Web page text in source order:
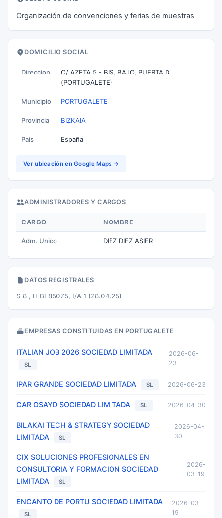
Organización de convenciones y ferias de muestras
DOMICILIO SOCIAL
Direccion
C/ AZETA 5 - BIS, BAJO, PUERTA D
(PORTUGALETE)
Municipio PORTUGALETE
Provincia BIZKAIA
Pais España
Ver ubicación en Google Maps →
ADMINISTRADORES Y CARGOS
CARGO NOMBRE
Adm. Unico DIEZ DIEZ ASIER
DATOS REGISTRALES
S 8 , H BI 85075, I/A 1 (28.04.25)
EMPRESAS CONSTITUIDAS EN PORTUGALETE
ITALIAN JOB 2026 SOCIEDAD LIMITADA
SL
2026-06-
23
IPAR GRANDE SOCIEDAD LIMITADA SL 2026-06-23
CAR OSAYD SOCIEDAD LIMITADA SL 2026-04-30
BILAKAI TECH & STRATEGY SOCIEDAD
LIMITADA
SL
2026-04-
30
CIX SOLUCIONES PROFESIONALES EN
CONSULTORIA Y FORMACION SOCIEDAD
LIMITADA
SL
2026-
03-19
ENCANTO DE PORTU SOCIEDAD LIMITADA
SL
2026-03-
19